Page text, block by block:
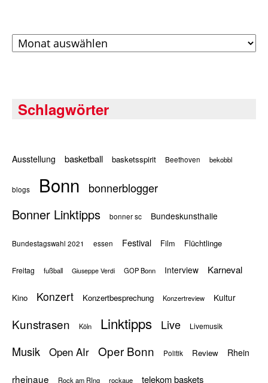
Archiv
Schlagwörter
Ausstellung basketball basketsspirit Beethoven bekobbl
blogs Bonn bonnerblogger
Bonner Linktipps bonner sc Bundeskunsthalle
Bundestagswahl 2021 essen Festival Film Flüchtlinge
Freitag fußball Giuseppe Verdi GOP Bonn Interview Karneval
Kino Konzert Konzertbesprechung Konzertreview Kultur
Kunstrasen Köln Linktipps Live Livemusik
Musik Open AIr Oper Bonn Politik Review Rhein
rheinaue Rock am RIng rockaue telekom baskets